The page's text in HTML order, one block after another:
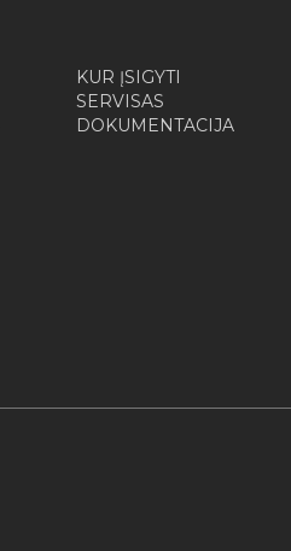
KUR ĮSIGYTI
SERVISAS
DOKUMENTACIJA